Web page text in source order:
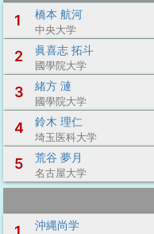
1
橋本 航河
中央大学
2 眞喜志 拓斗
國學院大学
3 緒方 漣
國學院大学
4 鈴木 理仁
埼玉医科大学
5 荒谷 夢月
名古屋大学
沖縄尚学